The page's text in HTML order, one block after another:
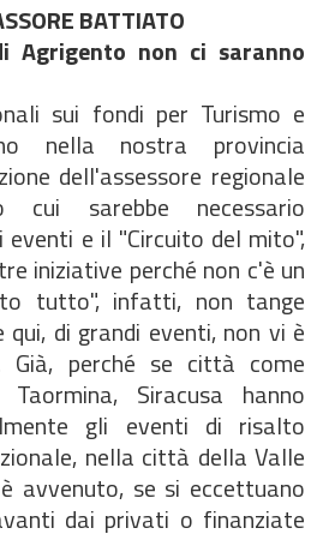
BATTIATO
Agrigento non ci saranno
sui fondi per Turismo e
nella nostra provincia
dell'assessore regionale
cui sarebbe necessario
eventi e il "Circuito del mito",
iniziative perché non c'è un
tutto", infatti, non tange
di grandi eventi, non vi è
perché se città come
Taormina, Siracusa hanno
gli eventi di risalto
nella città della Valle
avvenuto, se si eccettuano
dai privati o finanziate